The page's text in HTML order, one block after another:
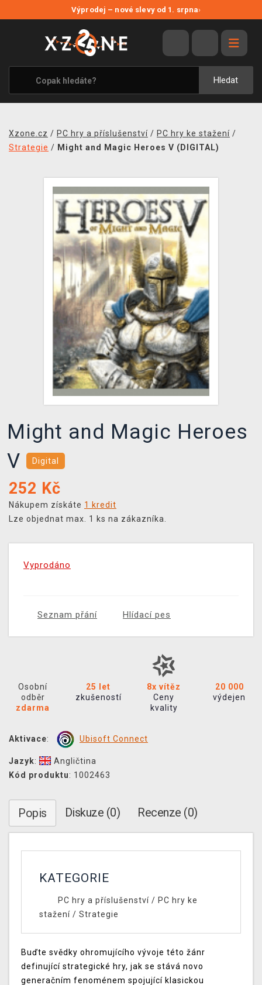
Výprodej – nové slevy od 1. srpna›
Hledat
VÝPRODEJ
VIDEOHRY
XZONE ORIGINALS
TÉMATIKY
MERCHANDISE
PRODEJNY
XZONE KLUB
TCG & BOARDGAME HUB
VÝKUP HER (BAZAR)
Xzone.cz / PC hry a příslušenství / PC hry ke stažení /
Strategie / Might and Magic Heroes V (DIGITAL)
Might and Magic Heroes
V
Digital
252 Kč
Nákupem získáte 1 kredit
Lze objednat max. 1 ks na zákazníka.
Vyprodáno
Seznam přání Hlídací pes
Osobní
odběr
zdarma
25 let
zkušeností
8x vítěz
Ceny
kvality
20 000
výdejen
Aktivace: Ubisoft Connect
Jazyk:
Angličtina
Kód produktu: 1002463
Popis Diskuze (0) Recenze (0)
KATEGORIE
PC hry a příslušenství/ PC hry ke
stažení / Strategie
Buďte svědky ohromujícího vývoje této žánr
definující strategické hry, jak se stává novo
generačním fenoménem spojující klasickou